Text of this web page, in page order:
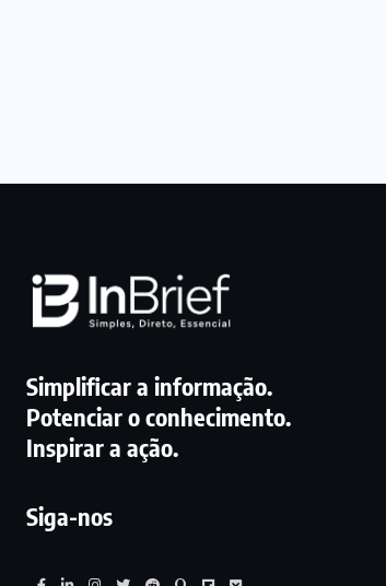
Simplificar a informação.
Potenciar o conhecimento.
Inspirar a ação.
Siga-nos